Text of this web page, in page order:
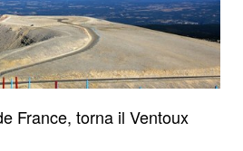
France, torna il Ventoux